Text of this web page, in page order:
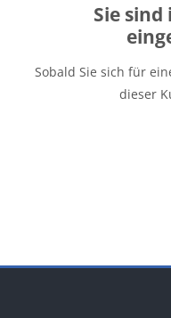
Sie
Sobald Sie sich für
dieser